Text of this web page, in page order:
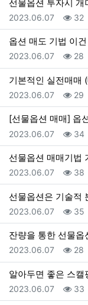
선물옵션 투자시
등록일
2023.06.07 조회
32
옵션 매도 기법 이
등록일
2023.06.07 조회
28
기본적인 실전매매
등록일
2023.06.07 조회
29
[선물옵션 매매] 옵
등록일
2023.06.07 조회
34
선물옵션 매매기법
등록일
2023.06.07 조회
38
선물옵션은 기술적
등록일
2023.06.07 조회
35
잔량을 통한 선물옵
등록일
2023.06.07 조회
28
알아두면 좋은 스캘
등록일
2023.06.07 조회
33